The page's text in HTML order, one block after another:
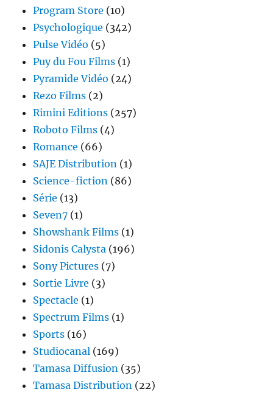
Program Store (10)
Psychologique (342)
Pulse Vidéo (5)
Puy du Fou Films (1)
Pyramide Vidéo (24)
Rezo Films (2)
Rimini Editions (257)
Roboto Films (4)
Romance (66)
SAJE Distribution (1)
Science-fiction (86)
Série (13)
Seven7 (1)
Showshank Films (1)
Sidonis Calysta (196)
Sony Pictures (7)
Sortie Livre (3)
Spectacle (1)
Spectrum Films (1)
Sports (16)
Studiocanal (169)
Tamasa Diffusion (35)
Tamasa Distribution (22)